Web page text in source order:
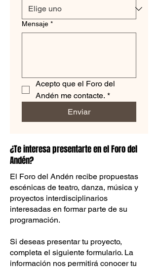
Mensaje *
Acepto que el Foro del
Andén me contacte. *
Enviar
¿Te interesa presentarte en el Foro del
Andén?
El Foro del Andén recibe propuestas
escénicas de teatro, danza, música y
proyectos interdisciplinarios
interesadas en formar parte de su
programación.
Si deseas presentar tu proyecto,
completa el siguiente formulario. La
información nos permitirá conocer tu